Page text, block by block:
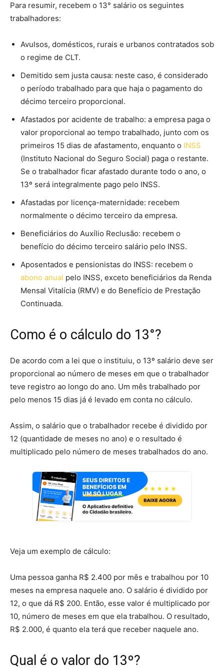
Para resumir, recebem o 13° salário os seguintes
trabalhadores:
Avulsos, domésticos, rurais e urbanos contratados sob
o regime de CLT.
Demitido sem justa causa: neste caso, é considerado
o período trabalhado para que haja o pagamento do
décimo terceiro proporcional.
Afastados por acidente de trabalho: a empresa paga o
valor proporcional ao tempo trabalhado, junto com os
primeiros 15 dias de afastamento, enquanto o INSS
(Instituto Nacional do Seguro Social) paga o restante.
Se o trabalhador ficar afastado durante todo o ano, o
13º será integralmente pago pelo INSS.
Afastadas por licença-maternidade: recebem
normalmente o décimo terceiro da empresa.
Beneficiários do Auxílio Reclusão: recebem o
benefício do décimo terceiro salário pelo INSS.
Aposentados e pensionistas do INSS: recebem o
abono anual pelo INSS, exceto beneficiários da Renda
Mensal Vitalícia (RMV) e do Benefício de Prestação
Continuada.
Como é o cálculo do 13°?
De acordo com a lei que o instituiu, o 13º salário deve ser
proporcional ao número de meses em que o trabalhador
teve registro ao longo do ano. Um mês trabalhado por
pelo menos 15 dias já é levado em conta no cálculo.
Assim, o salário que o trabalhador recebe é dividido por
12 (quantidade de meses no ano) e o resultado é
multiplicado pelo número de meses trabalhados do ano.
Veja um exemplo de cálculo:
Uma pessoa ganha R$ 2.400 por mês e trabalhou por 10
meses na empresa naquele ano. O salário é dividido por
12, o que dá R$ 200. Então, esse valor é multiplicado por
10, número de meses em que ela trabalhou. O resultado,
R$ 2.000, é quanto ela terá que receber naquele ano.
Qual é o valor do 13º?